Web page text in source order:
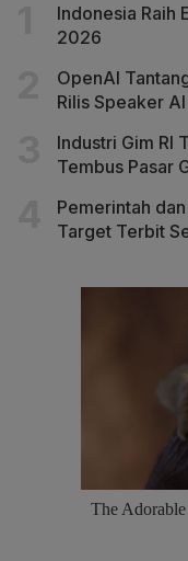
Indonesia Raih
2026
OpenAI
Rilis Speaker
Industri Gim RI
Tembus Pasar
Pemerintah
Target Terbit